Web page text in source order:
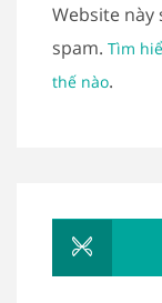
Website này
spam. Tìm
thế nào.